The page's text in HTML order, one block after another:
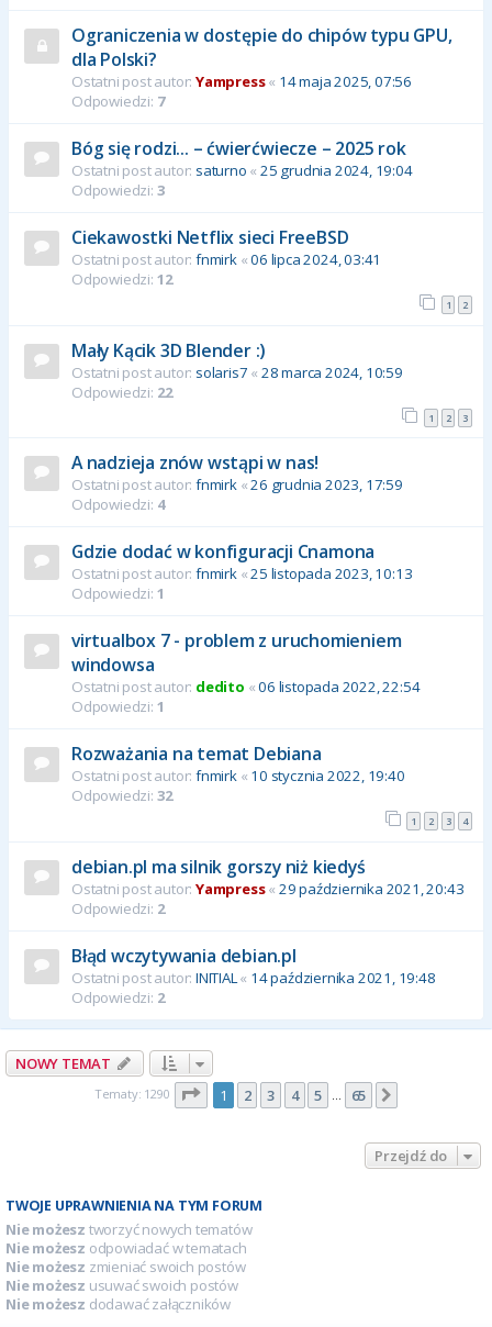
Ograniczenia w dostępie do chipów typu GPU,
dla Polski?
Ostatni post autor: Yampress« 14 maja 2025, 07:56
Odpowiedzi: 7
Bóg się rodzi... – ćwierćwiecze – 2025 rok
Ostatni post autor: saturno «25 grudnia 2024, 19:04
Odpowiedzi: 3
Ciekawostki Netflix sieci FreeBSD
Ostatni post autor: fnmirk«06 lipca 2024, 03:41
Odpowiedzi: 12
1 2
Mały Kącik 3D Blender :)
Ostatni post autor: solaris7 « 28 marca 2024, 10:59
Odpowiedzi: 22
1 2 3
A nadzieja znów wstąpi w nas!
Ostatni post autor: fnmirk«26 grudnia 2023, 17:59
Odpowiedzi: 4
Gdzie dodać w konfiguracji Cnamona
Ostatni post autor: fnmirk«25 listopada 2023, 10:13
Odpowiedzi: 1
virtualbox 7 - problem z uruchomieniem
windowsa
Ostatni post autor: dedito «06 listopada 2022, 22:54
Odpowiedzi: 1
Rozważania na temat Debiana
Ostatni post autor: fnmirk« 10 stycznia 2022, 19:40
Odpowiedzi: 32
1 2 3 4
debian.pl ma silnik gorszy niż kiedyś
Ostatni post autor: Yampress« 29 października 2021, 20:43
Odpowiedzi: 2
Błąd wczytywania debian.pl
Ostatni post autor: INITIAL« 14 października 2021, 19:48
Odpowiedzi: 2
NOWY TEMAT
Tematy: 1290 Strona1 z65
1 2 3 4 5 … 65
Przejdź do
TWOJE UPRAWNIENIA NA TYM FORUM
Nie możesz tworzyć nowych tematów
Nie możesz odpowiadać w tematach
Nie możesz zmieniać swoich postów
Nie możesz usuwać swoich postów
Nie możesz dodawać załączników